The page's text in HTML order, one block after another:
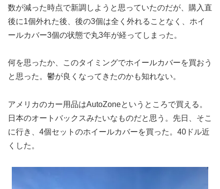
数が減った時点で新調しようと思っていたのだが、購入直
後に1個外れた後、後の3個は全く外れることなく、ホイ
ールカバー3個の状態で丸3年が経ってしまった。
何を思ったか、このタイミングでホイールカバーを買おう
と思った。鬱が良くなってきたのかも知れない。
アメリカのカー用品はAutoZoneというところで買える。
日本のオートバックスみたいなものだと思う。先日、そこ
に行き、4個セットのホイールカバーを買った。40ドル近
くした。